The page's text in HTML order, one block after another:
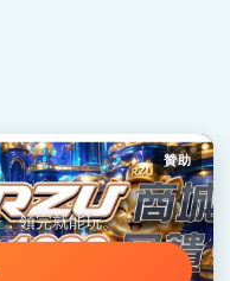
贊助
領完就能玩。